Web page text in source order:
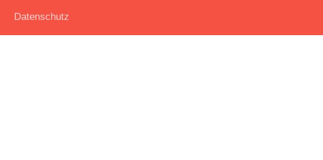
Datenschutz